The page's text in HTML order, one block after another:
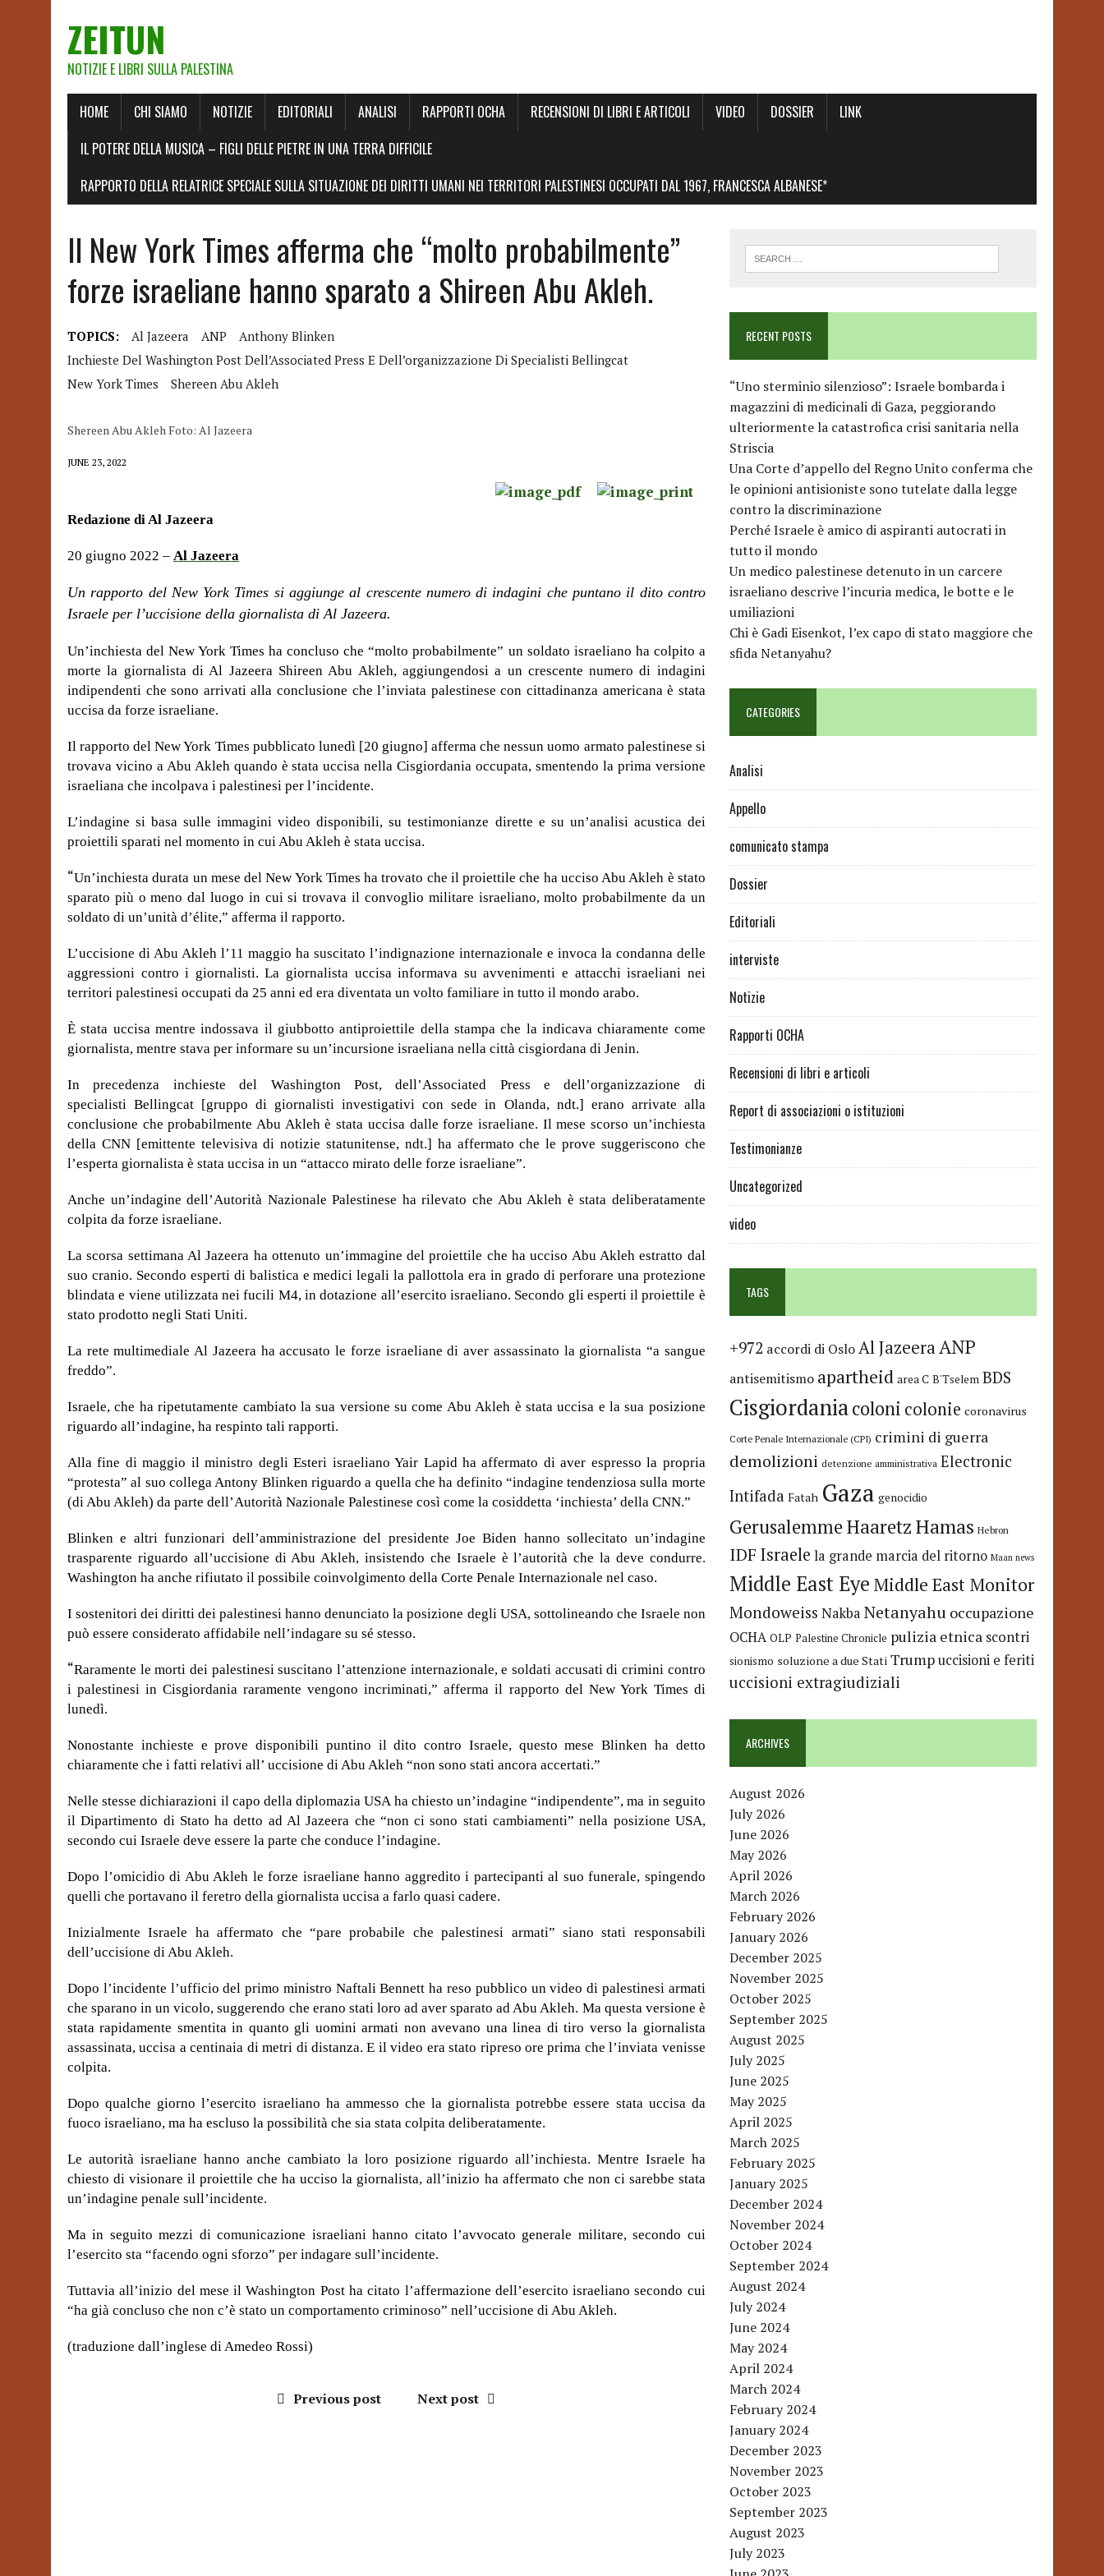
ZEITUN
NOTIZIE E LIBRI SULLA PALESTINA
HOME CHI SIAMO NOTIZIE EDITORIALI ANALISI RAPPORTI OCHA RECENSIONI DI LIBRI E ARTICOLI VIDEO DOSSIER
LINK
IL POTERE DELLA MUSICA – FIGLI DELLE PIETRE IN UNA TERRA DIFFICILE
RAPPORTO DELLA RELATRICE SPECIALE SULLA SITUAZIONE DEI DIRITTI UMANI NEI TERRITORI PALESTINESI OCCUPATI DAL 1967, FRANCESCA ALBANESE*
Il New York Times afferma che “molto probabilmente”
forze israeliane hanno sparato a Shireen Abu Akleh.
TOPICS: Al Jazeera ANP
Anthony Blinken
Inchieste Del Washington Post Dell’Associated Press E Dell’organizzazione Di Specialisti Bellingcat
New York Times
Shereen Abu Akleh
Shereen Abu Akleh Foto: Al Jazeera
JUNE 23, 2022
Redazione di Al Jazeera
20 giugno 2022 – Al Jazeera
Un rapporto del New York Times si aggiunge al crescente numero di indagini che puntano il dito contro
Israele per l’uccisione della giornalista di Al Jazeera.
Un’inchiesta del New York Times ha concluso che “molto probabilmente” un soldato israeliano ha colpito a
morte la giornalista di Al Jazeera Shireen Abu Akleh, aggiungendosi a un crescente numero di indagini
indipendenti che sono arrivati alla conclusione che l’inviata palestinese con cittadinanza americana è stata
uccisa da forze israeliane.
Il rapporto del New York Times pubblicato lunedì [20 giugno] afferma che nessun uomo armato palestinese si
trovava vicino a Abu Akleh quando è stata uccisa nella Cisgiordania occupata, smentendo la prima versione
israeliana che incolpava i palestinesi per l’incidente.
L’indagine si basa sulle immagini video disponibili, su testimonianze dirette e su un’analisi acustica dei
proiettili sparati nel momento in cui Abu Akleh è stata uccisa.
“Un’inchiesta durata un mese del New York Times ha trovato che il proiettile che ha ucciso Abu Akleh è stato
sparato più o meno dal luogo in cui si trovava il convoglio militare israeliano, molto probabilmente da un
soldato di un’unità d’élite,” afferma il rapporto.
L’uccisione di Abu Akleh l’11 maggio ha suscitato l’indignazione internazionale e invoca la condanna delle
aggressioni contro i giornalisti. La giornalista uccisa informava su avvenimenti e attacchi israeliani nei
territori palestinesi occupati da 25 anni ed era diventata un volto familiare in tutto il mondo arabo.
È stata uccisa mentre indossava il giubbotto antiproiettile della stampa che la indicava chiaramente come
giornalista, mentre stava per informare su un’incursione israeliana nella città cisgiordana di Jenin.
In precedenza inchieste del Washington Post, dell’Associated Press e dell’organizzazione di
specialisti Bellingcat [gruppo di giornalisti investigativi con sede in Olanda, ndt.] erano arrivate alla
conclusione che probabilmente Abu Akleh è stata uccisa dalle forze israeliane. Il mese scorso un’inchiesta
della CNN [emittente televisiva di notizie statunitense, ndt.] ha affermato che le prove suggeriscono che
l’esperta giornalista è stata uccisa in un “attacco mirato delle forze israeliane”.
Anche un’indagine dell’Autorità Nazionale Palestinese ha rilevato che Abu Akleh è stata deliberatamente
colpita da forze israeliane.
La scorsa settimana Al Jazeera ha ottenuto un’immagine del proiettile che ha ucciso Abu Akleh estratto dal
suo cranio. Secondo esperti di balistica e medici legali la pallottola era in grado di perforare una protezione
blindata e viene utilizzata nei fucili M4, in dotazione all’esercito israeliano. Secondo gli esperti il proiettile è
stato prodotto negli Stati Uniti.
La rete multimediale Al Jazeera ha accusato le forze israeliane di aver assassinato la giornalista “a sangue
freddo”.
Israele, che ha ripetutamente cambiato la sua versione su come Abu Akleh è stata uccisa e la sua posizione
riguardo all’indagine, ha respinto tali rapporti.
Alla fine di maggio il ministro degli Esteri israeliano Yair Lapid ha affermato di aver espresso la propria
“protesta” al suo collega Antony Blinken riguardo a quella che ha definito “indagine tendenziosa sulla morte
(di Abu Akleh) da parte dell’Autorità Nazionale Palestinese così come la cosiddetta ‘inchiesta’ della CNN.”
Blinken e altri funzionari dell’amministrazione del presidente Joe Biden hanno sollecitato un’indagine
trasparente riguardo all’uccisione di Abu Akleh, insistendo che Israele è l’autorità che la deve condurre.
Washington ha anche rifiutato il possibile coinvolgimento della Corte Penale Internazionale nel caso.
I sostenitori dei diritti dei palestinesi hanno denunciato la posizione degli USA, sottolineando che Israele non
può essere considerato affidabile nell’indagare su sé stesso.
“Raramente le morti dei palestinesi suscitano l’attenzione internazionale, e soldati accusati di crimini contro
i palestinesi in Cisgiordania raramente vengono incriminati,” afferma il rapporto del New York Times di
lunedì.
Nonostante inchieste e prove disponibili puntino il dito contro Israele, questo mese Blinken ha detto
chiaramente che i fatti relativi all’ uccisione di Abu Akleh “non sono stati ancora accertati.”
Nelle stesse dichiarazioni il capo della diplomazia USA ha chiesto un’indagine “indipendente”, ma in seguito
il Dipartimento di Stato ha detto ad Al Jazeera che “non ci sono stati cambiamenti” nella posizione USA,
secondo cui Israele deve essere la parte che conduce l’indagine.
Dopo l’omicidio di Abu Akleh le forze israeliane hanno aggredito i partecipanti al suo funerale, spingendo
quelli che portavano il feretro della giornalista uccisa a farlo quasi cadere.
Inizialmente Israele ha affermato che “pare probabile che palestinesi armati” siano stati responsabili
dell’uccisione di Abu Akleh.
Dopo l’incidente l’ufficio del primo ministro Naftali Bennett ha reso pubblico un video di palestinesi armati
che sparano in un vicolo, suggerendo che erano stati loro ad aver sparato ad Abu Akleh. Ma questa versione è
stata rapidamente smentita in quanto gli uomini armati non avevano una linea di tiro verso la giornalista
assassinata, uccisa a centinaia di metri di distanza. E il video era stato ripreso ore prima che l’inviata venisse
colpita.
Dopo qualche giorno l’esercito israeliano ha ammesso che la giornalista potrebbe essere stata uccisa da
fuoco israeliano, ma ha escluso la possibilità che sia stata colpita deliberatamente.
Le autorità israeliane hanno anche cambiato la loro posizione riguardo all’inchiesta. Mentre Israele ha
chiesto di visionare il proiettile che ha ucciso la giornalista, all’inizio ha affermato che non ci sarebbe stata
un’indagine penale sull’incidente.
Ma in seguito mezzi di comunicazione israeliani hanno citato l’avvocato generale militare, secondo cui
l’esercito sta “facendo ogni sforzo” per indagare sull’incidente.
Tuttavia all’inizio del mese il Washington Post ha citato l’affermazione dell’esercito israeliano secondo cui
“ha già concluso che non c’è stato un comportamento criminoso” nell’uccisione di Abu Akleh.
(traduzione dall’inglese di Amedeo Rossi)
Previous post Next post
RECENT POSTS
“Uno sterminio silenzioso”: Israele bombarda i
magazzini di medicinali di Gaza, peggiorando
ulteriormente la catastrofica crisi sanitaria nella
Striscia
Una Corte d’appello del Regno Unito conferma che
le opinioni antisioniste sono tutelate dalla legge
contro la discriminazione
Perché Israele è amico di aspiranti autocrati in
tutto il mondo
Un medico palestinese detenuto in un carcere
israeliano descrive l’incuria medica, le botte e le
umiliazioni
Chi è Gadi Eisenkot, l’ex capo di stato maggiore che
sfida Netanyahu?
CATEGORIES
Analisi
Appello
comunicato stampa
Dossier
Editoriali
interviste
Notizie
Rapporti OCHA
Recensioni di libri e articoli
Report di associazioni o istituzioni
Testimonianze
Uncategorized
video
TAGS
+972 accordi di OsloAl JazeeraANP
antisemitismo apartheid area C B'Tselem BDS
Cisgiordaniacoloni colonie coronavirus
Corte Penale Internazionale (CPI) crimini di guerra
demolizioni detenzione amministrativa Electronic
Intifada Fatah Gaza genocidio
GerusalemmeHaaretzHamas Hebron
IDF Israele la grande marcia del ritorno Maan news
Middle East Eye Middle East Monitor
Mondoweiss Nakba Netanyahu occupazione
OCHA OLP Palestine Chronicle pulizia etnica scontri
sionismo soluzione a due Stati Trumpuccisioni e feriti
uccisioni extragiudiziali
ARCHIVES
August 2026
July 2026
June 2026
May 2026
April 2026
March 2026
February 2026
January 2026
December 2025
November 2025
October 2025
September 2025
August 2025
July 2025
June 2025
May 2025
April 2025
March 2025
February 2025
January 2025
December 2024
November 2024
October 2024
September 2024
August 2024
July 2024
June 2024
May 2024
April 2024
March 2024
February 2024
January 2024
December 2023
November 2023
October 2023
September 2023
August 2023
July 2023